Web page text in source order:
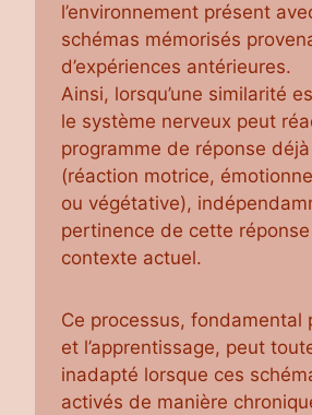
l’environnement présent
schémas mémorisés
d’expériences antérieures.
Ainsi, lorsqu’une similarité
le système nerveux peut
programme de réponse
(réaction motrice,
ou végétative),
pertinence de cette
contexte actuel.
Ce processus, fondamental
et l’apprentissage, peut
inadapté lorsque ces
activés de manière